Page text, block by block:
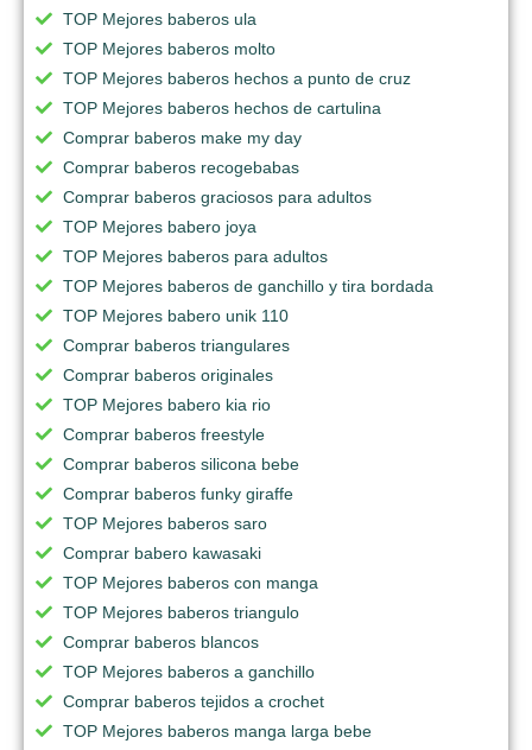
TOP Mejores baberos ula
TOP Mejores baberos molto
TOP Mejores baberos hechos a punto de cruz
TOP Mejores baberos hechos de cartulina
Comprar baberos make my day
Comprar baberos recogebabas
Comprar baberos graciosos para adultos
TOP Mejores babero joya
TOP Mejores baberos para adultos
TOP Mejores baberos de ganchillo y tira bordada
TOP Mejores babero unik 110
Comprar baberos triangulares
Comprar baberos originales
TOP Mejores babero kia rio
Comprar baberos freestyle
Comprar baberos silicona bebe
Comprar baberos funky giraffe
TOP Mejores baberos saro
Comprar babero kawasaki
TOP Mejores baberos con manga
TOP Mejores baberos triangulo
Comprar baberos blancos
TOP Mejores baberos a ganchillo
Comprar baberos tejidos a crochet
TOP Mejores baberos manga larga bebe